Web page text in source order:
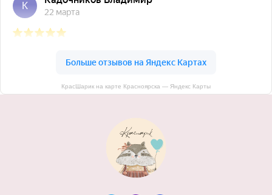
КрасШарик на карте Красноярска — Яндекс Карты